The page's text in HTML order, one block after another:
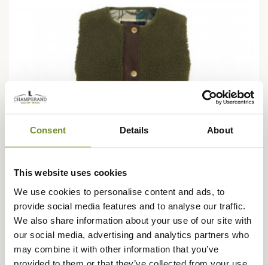
Consent Details About
This website uses cookies
We use cookies to personalise content and ads, to
provide social media features and to analyse our traffic.
We also share information about your use of our site with
our social media, advertising and analytics partners who
may combine it with other information that you’ve
BARBOUR